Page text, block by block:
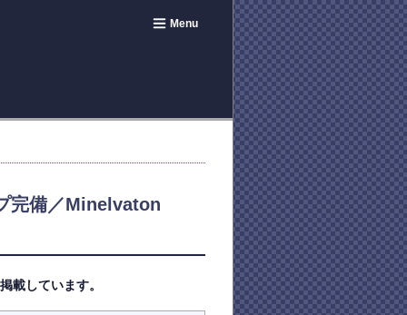
Menu
完備／Minelvaton
載しています。